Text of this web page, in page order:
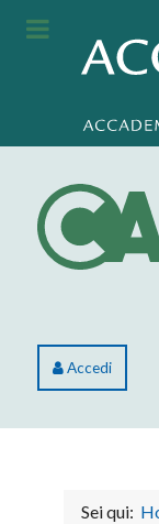
Accedi
Sei qui: